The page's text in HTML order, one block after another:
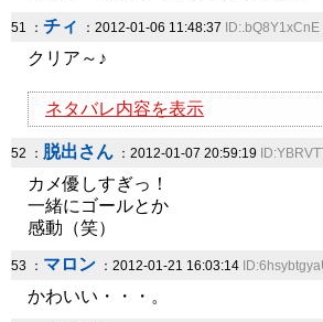
51 ： チィ ：2012-01-06 11:48:37 ID:.bQ8Y1xCnE
クリア～♪
ネタバレ内容を表示
52 ： 脱出さん ：2012-01-07 20:59:19
カメ優しすぎっ！
一緒にゴールとか
感動（笑）
53 ： マロン ：2012-01-21 16:03:14
かわいい・・・。